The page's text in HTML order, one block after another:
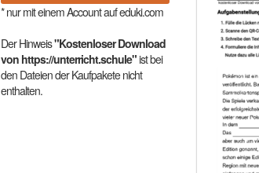
* nur mit einem Account auf eduki.com
Der Hinweis"Kostenloser Download
von https://unterricht.schule"ist bei
den Dateien der Kaufpakete nicht
enthalten.